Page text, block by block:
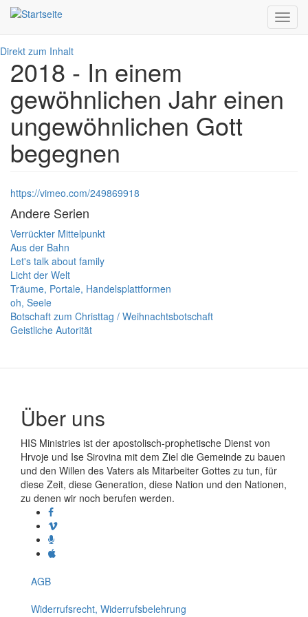
Direkt zum Inhalt
2018 - In einem
gewöhnlichen Jahr einen
ungewöhnlichen Gott
begegnen
https://vimeo.com/249869918
Andere Serien
Verrückter Mittelpunkt
Aus der Bahn
Let's talk about family
Licht der Welt
Träume, Portale, Handelsplattformen
oh, Seele
Botschaft zum Christtag / Weihnachtsbotschaft
Geistliche Autorität
Über uns
HIS Ministries ist der apostolisch-prophetische Dienst von
Hrvoje und Ise Sirovina mit dem Ziel die Gemeinde zu bauen
und den Willen des Vaters als Mitarbeiter Gottes zu tun, für
diese Zeit, diese Generation, diese Nation und den Nationen,
zu denen wir noch berufen werden.
AGB
Widerrufsrecht, Widerrufsbelehrung